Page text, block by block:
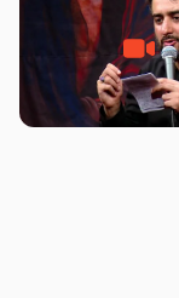
من عاشق کربلاتم
– شب هفتم – محرم